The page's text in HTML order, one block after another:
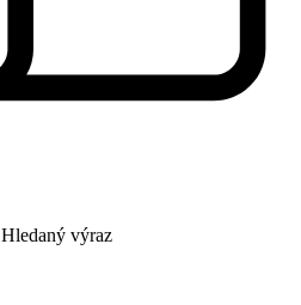
Hledaný výraz